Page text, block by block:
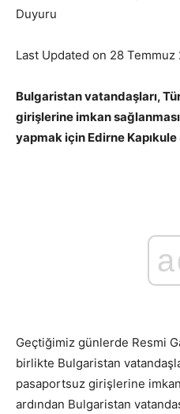
Last Updated on 28 Temmuz
Bulgaristan vatandaşları,
girişlerine imkan
yapmak için Edirne
Geçtiğimiz günlerde Resmi
birlikte Bulgaristan
pasaportsuz girişlerine
ardından Bulgaristan